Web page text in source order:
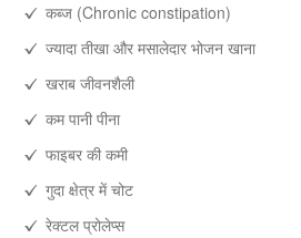
कब्ज (Chronic constipation)
ज्यादा तीखा और मसालेदार भोजन खाना
खराब जीवनशैली
कम पानी पीना
फाइबर की कमी
गुदा क्षेत्र में चोट
रेक्टल प्रोलेप्स